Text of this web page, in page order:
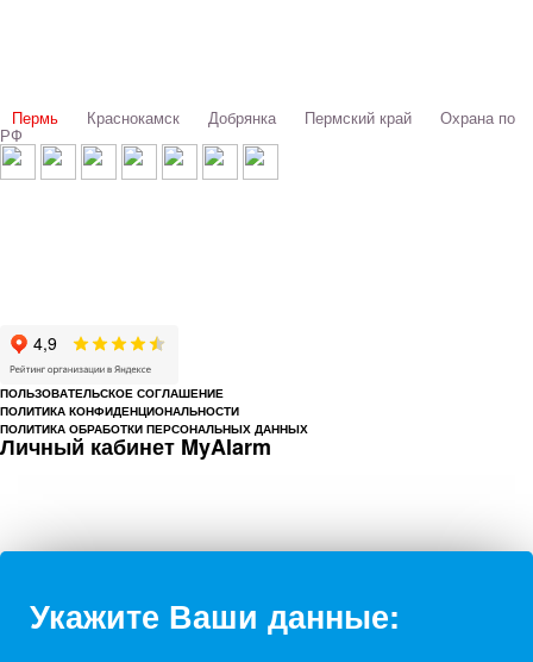
Пермь Краснокамск Добрянка Пермский край Охрана по
РФ
ПОЛЬЗОВАТЕЛЬСКОЕ СОГЛАШЕНИЕ
ПОЛИТИКА КОНФИДЕНЦИОНАЛЬНОСТИ
ПОЛИТИКА ОБРАБОТКИ ПЕРСОНАЛЬНЫХ ДАННЫХ
Личный кабинет MyAlarm
Укажите Ваши данные: